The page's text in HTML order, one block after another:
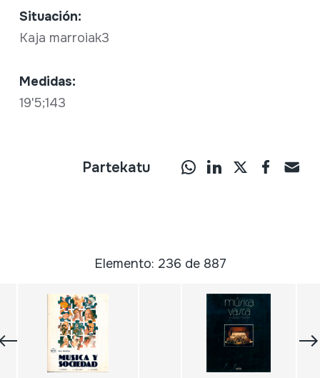
Situación:
Kaja marroiak3
Medidas:
19'5;143
Partekatu
Elemento: 236 de 887